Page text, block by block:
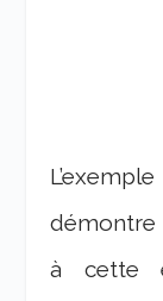
démontre
à cette